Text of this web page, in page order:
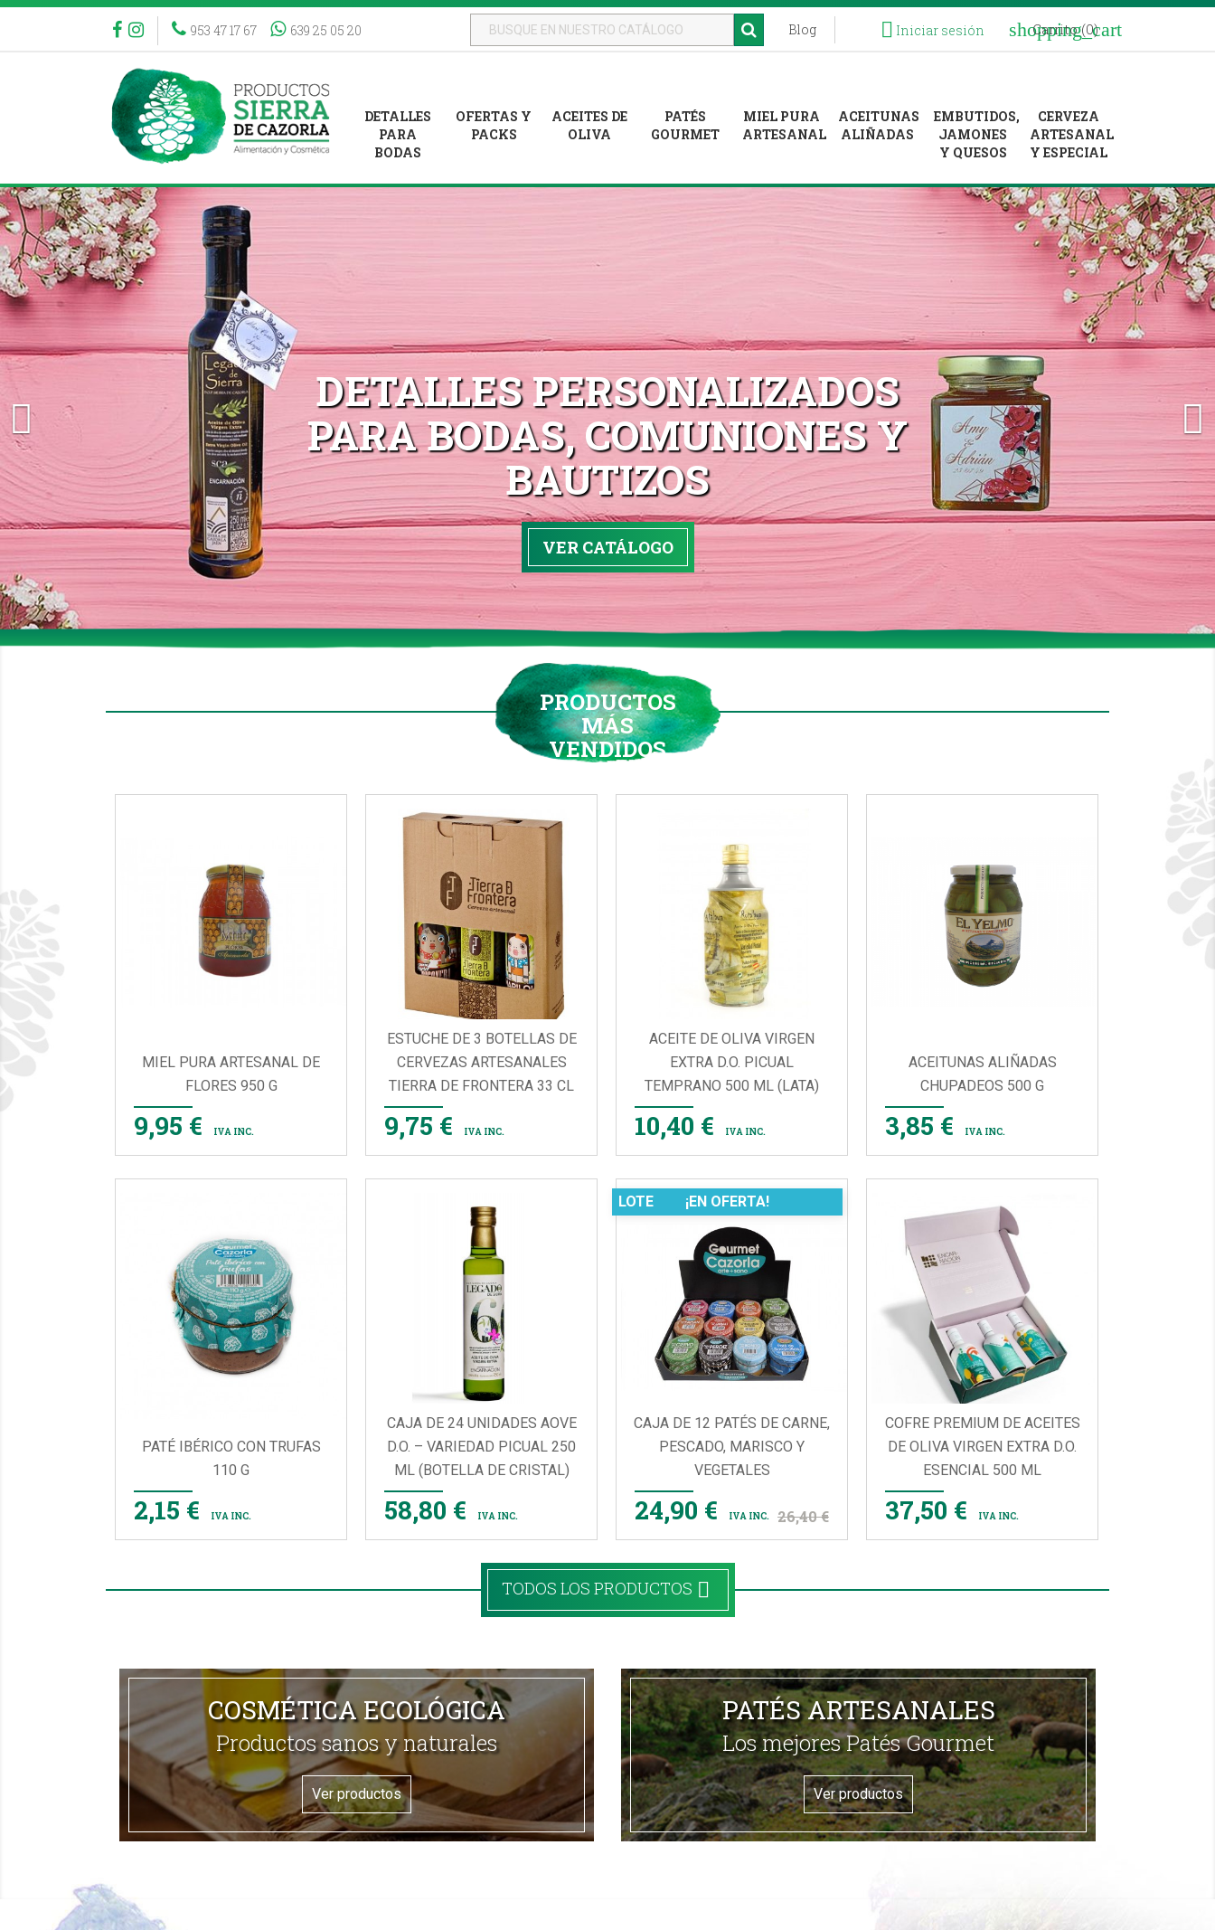
953 47 17 67 639 25 05 20 Blog  Iniciar sesión shopping_cart
Carrito (0)
DETALLES
PARA
BODAS
OFERTAS Y
PACKS
ACEITES DE
OLIVA
PATÉS
GOURMET
MIEL PURA
ARTESANAL
ACEITUNAS
ALIÑADAS
EMBUTIDOS,
JAMONES
Y QUESOS
CERVEZA
ARTESANAL
Y ESPECIAL
DETALLES PERSONALIZADOS
PARA BODAS, COMUNIONES Y
BAUTIZOS
VER CATÁLOGO

Previous

Next
PRODUCTOS
MÁS
VENDIDOS
MIEL PURA ARTESANAL DE
FLORES 950 G
9,95 € IVA INC.

ESTUCHE DE 3 BOTELLAS DE
CERVEZAS ARTESANALES
TIERRA DE FRONTERA 33 CL
9,75 € IVA INC.

ACEITE DE OLIVA VIRGEN
EXTRA D.O. PICUAL
TEMPRANO 500 ML (LATA)
10,40 € IVA INC.

ACEITUNAS ALIÑADAS
CHUPADEOS 500 G
3,85 € IVA INC.

PATÉ IBÉRICO CON TRUFAS
110 G
2,15 € IVA INC.

CAJA DE 24 UNIDADES AOVE
D.O. – VARIEDAD PICUAL 250
ML (BOTELLA DE CRISTAL)
58,80 € IVA INC.

CAJA DE 12 PATÉS DE CARNE,
PESCADO, MARISCO Y
VEGETALES
26,40 €
24,90 € IVA INC.
¡EN OFERTA!
LOTE

COFRE PREMIUM DE ACEITES
DE OLIVA VIRGEN EXTRA D.O.
ESENCIAL 500 ML
37,50 € IVA INC.

TODOS LOS PRODUCTOS 
COSMÉTICA ECOLÓGICA
Productos sanos y naturales
Ver productos
PATÉS ARTESANALES
Los mejores Patés Gourmet
Ver productos